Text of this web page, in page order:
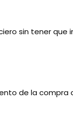
sin tener que
de la compra